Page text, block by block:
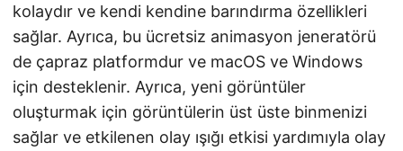
kolaydır ve kendi kendine barındırma özellikleri
sağlar. Ayrıca, bu ücretsiz animasyon jeneratörü
de çapraz platformdur ve macOS ve Windows
için desteklenir. Ayrıca, yeni görüntüler
oluşturmak için görüntülerin üst üste binmenizi
sağlar ve etkilenen olay ışığı etkisi yardımıyla olay